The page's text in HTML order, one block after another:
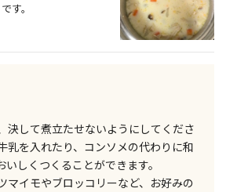
す。
決して煮立たせないようにしてくださ
乳を入れたり、コンソメの代わりに和
しくつくることができます。
マイモやブロッコリーなど、お好みの